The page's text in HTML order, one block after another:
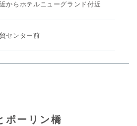
からホテルニューグランド付近
センター前
ポーリン橋